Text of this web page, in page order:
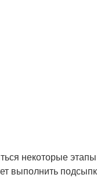
некоторые
выполнить